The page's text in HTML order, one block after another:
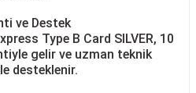
ve Destek
Type B Card SILVER, 10
gelir ve uzman teknik
desteklenir.